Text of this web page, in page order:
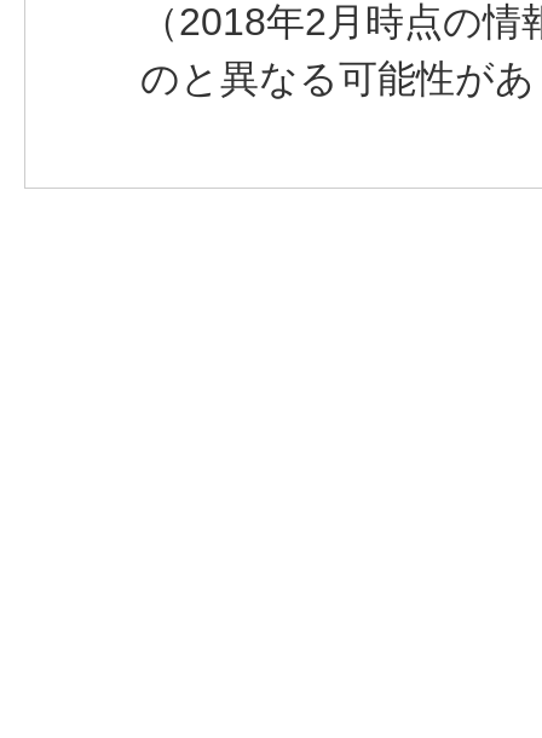
（2018年2月時点の
のと異なる可能性が